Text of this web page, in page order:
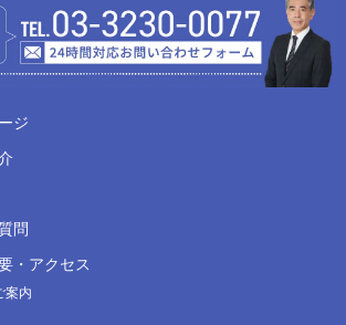
ジ
問
・アクセス
案内